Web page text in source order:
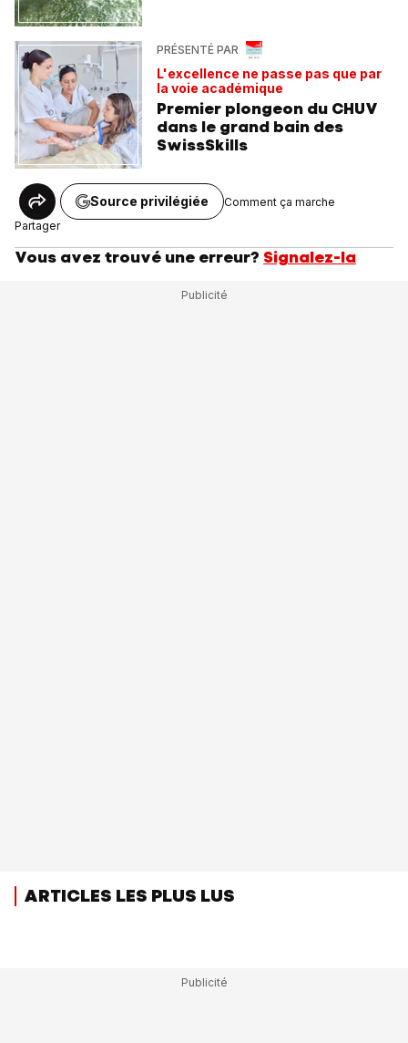
PRÉSENTÉ PAR
L'excellence ne passe pas que par
la voie académique
Premier plongeon du CHUV
dans le grand bain des
SwissSkills
Partager
Source privilégiée Comment ça marche
Vous avez trouvé une erreur? Signalez-la
ARTICLES LES PLUS LUS